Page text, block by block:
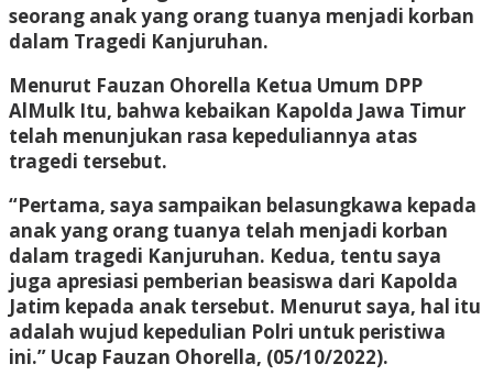
seorang anak yang orang tuanya menjadi korban
dalam Tragedi Kanjuruhan.
Menurut Fauzan Ohorella Ketua Umum DPP
AlMulk Itu, bahwa kebaikan Kapolda Jawa Timur
telah menunjukan rasa kepeduliannya atas
tragedi tersebut.
“Pertama, saya sampaikan belasungkawa kepada
anak yang orang tuanya telah menjadi korban
dalam tragedi Kanjuruhan. Kedua, tentu saya
juga apresiasi pemberian beasiswa dari Kapolda
Jatim kepada anak tersebut. Menurut saya, hal itu
adalah wujud kepedulian Polri untuk peristiwa
ini.” Ucap Fauzan Ohorella, (05/10/2022).